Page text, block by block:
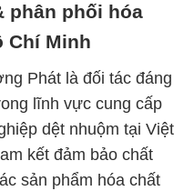
phân phối hóa
Chí Minh
Phát là đối tác đáng
lĩnh vực cung cấp
dệt nhuộm tại Việt
kết đảm bảo chất
sản phẩm hóa chất